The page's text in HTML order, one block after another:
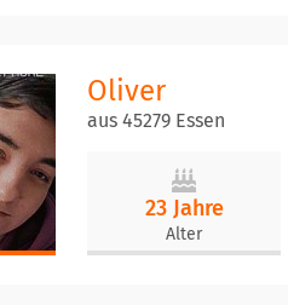
Oliver
aus 45279 Essen
23 Jahre
Alter